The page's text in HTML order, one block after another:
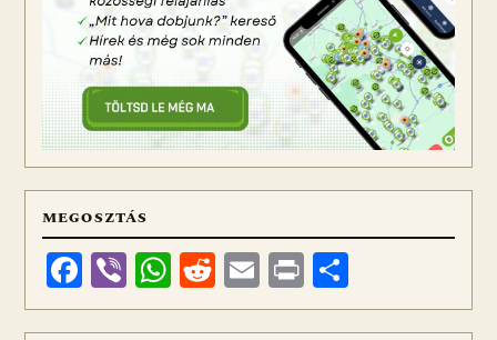
MEGOSZTÁS
Facebook
ViberWhatsApp
Reddit
Email
Print
meg